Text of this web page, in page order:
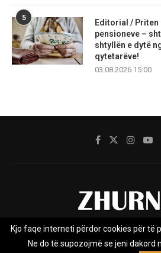
5
Editorial /
pensioneve –
shtyllën e dytë
qytetarëve!
03.08.2026 15:00
Rreth nesh Impresumi
Kjo faqe interneti përdor cookies për të
Ne do të supozojmë se jeni dakord